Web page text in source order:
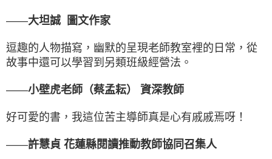
——大坦誠 圖文作家
逗趣的人物描寫，幽默的呈現老師教室裡的日常，從
故事中還可以學習到另類班級經營法。
——小壁虎老師（蔡孟耘） 資深教師
好可愛的書，我這位苦主導師真是心有戚戚焉呀！
——許慧貞 花蓮縣閱讀推動教師協同召集人